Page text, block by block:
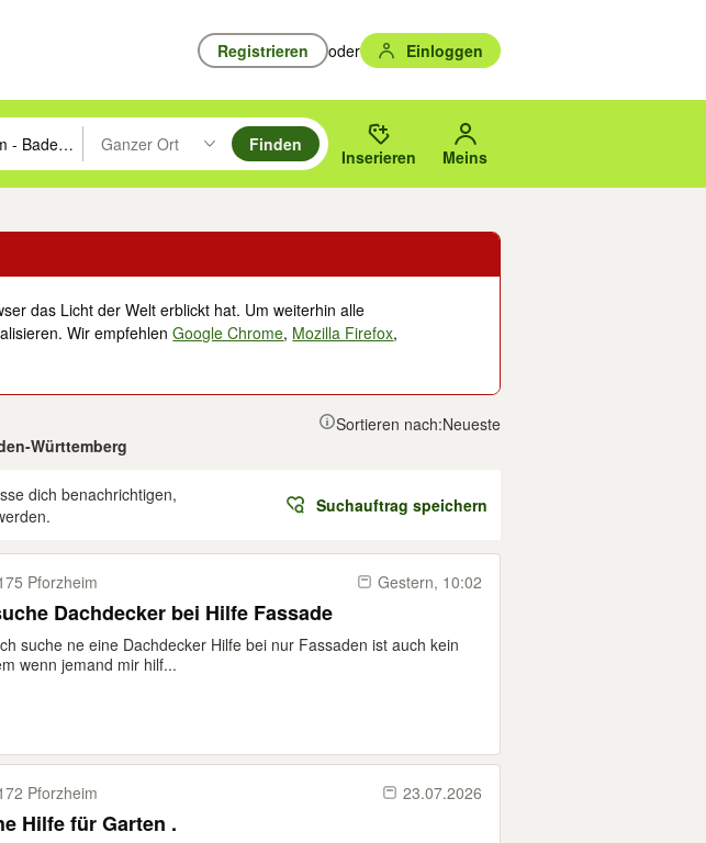
Registrieren oder Einloggen
Pfeiltasten nach oben/unten durchsuchen und mit Eingabetaste auswählen.
Eingabetaste drücken um zu suchen, oder Vorschläge mit den Pfeiltasten nach oben/
Ganzer Ort
Suche im Umkreis des gewählten Orts oder PLZ.
Finden
Inserieren Meins
das Licht der Welt erblickt hat. Um weiterhin alle
Wir empfehlenGoogle Chrome, Mozilla Firefox,
Württemberg
Sortieren nach:Neueste
dich benachrichtigen,
Suchauftrag speichern
Pforzheim
Gestern, 10:02
Dachdecker bei Hilfe Fassade
suche ne eine Dachdecker Hilfe bei nur Fassaden ist auch kein
wenn jemand mir hilf...
Pforzheim 23.07.2026
Hilfe für Garten .